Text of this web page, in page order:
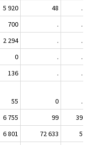
5 920 48 .
700 . .
2 294 . .
0 .
.
136 .
.
55 0
.
6 755 99 39
6 801 72 633 5